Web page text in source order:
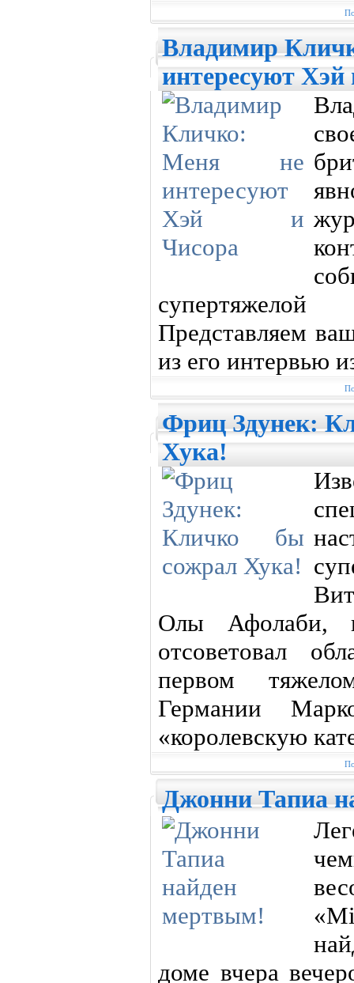
Владимир
интересуют Хэй
Представляем
из его интервью
Фриц Здунек:
Хука!
Олы Афолаби,
отсоветовал
первом
Германии
«королевскую
Джонни Тапиа
доме вчера